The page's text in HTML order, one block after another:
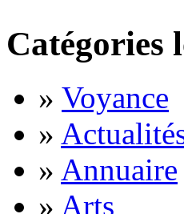
Catégories
» Voyance
»
» Annuaire
» Arts